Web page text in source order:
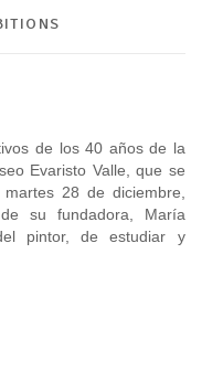
de los 40 años de la
Evaristo Valle, que se
28 de diciembre,
su fundadora, María
pintor, de estudiar y